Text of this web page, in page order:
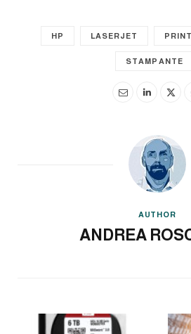
HP LASERJET PRINT
STAMPANTE
AUTHOR
ANDREA